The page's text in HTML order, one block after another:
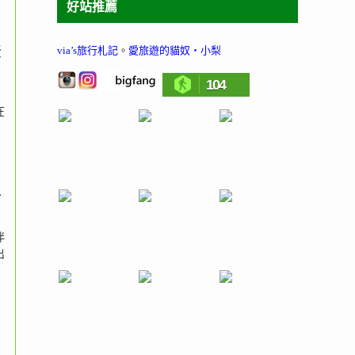
好站推薦
via’s旅行札記 。 愛旅遊的貓奴‧小梨
104